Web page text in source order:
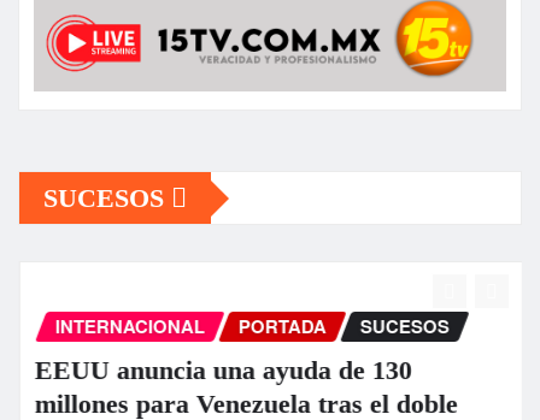
SUCESOS
INTERNACIONAL PORTADA SUCESOS
EEUU anuncia una ayuda de 130
millones para Venezuela tras el doble